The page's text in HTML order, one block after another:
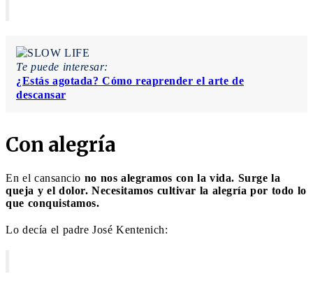
Te puede interesar:
¿Estás agotada? Cómo reaprender el arte de
descansar
Con alegría
En el cansancio no nos alegramos con la vida. Surge la
queja y el dolor. Necesitamos cultivar la alegría por todo lo
que conquistamos.
Lo decía el padre José Kentenich: